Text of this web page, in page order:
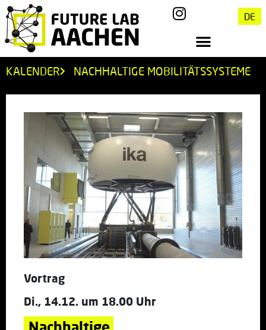
DE
KALENDER NACHHALTIGE MOBILITÄTSSYSTEME
Vortrag
Di., 14.12. um 18.00 Uhr